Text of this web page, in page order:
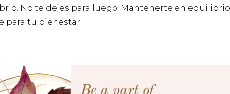
No te dejes para luego. Mantenerte en equilibrio
para tu bienestar.